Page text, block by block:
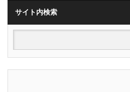
サイト内検索